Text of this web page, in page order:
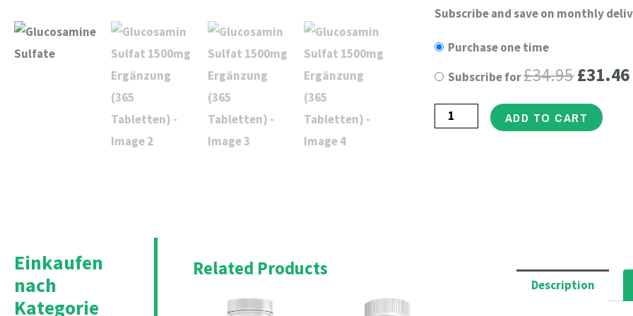
Subscribe and save on monthly
Purchase one time
Subscribe for£34.95was:
£34.95.
£31.46
Glucosamin
1500mg
Ergänzung
(365
Tabletten)
ADD TO CART
Einkaufen
nach
Kategorie
Related Products
Description